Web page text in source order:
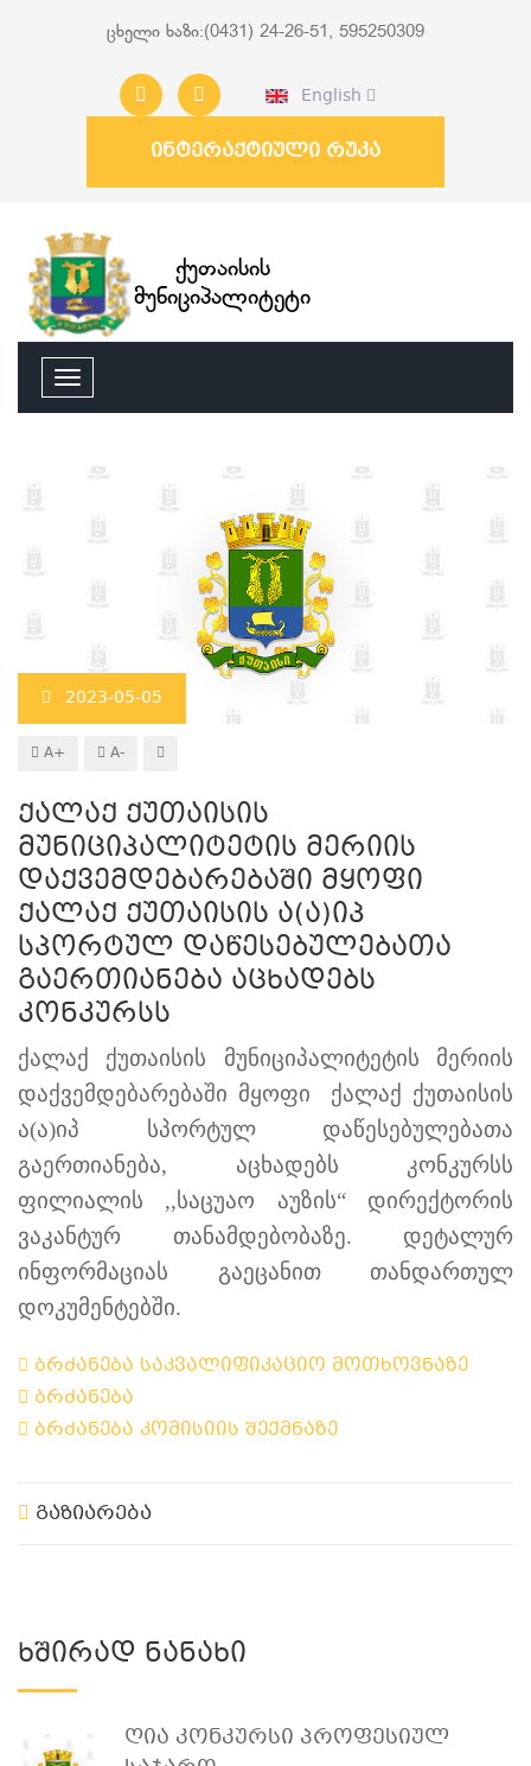
ცხელი ხაზი:(0431) 24-26-51, 595250309
English
ინტერაქტიული რუკა
ქუთაისის
მუნიციპალიტეტი
2023-05-05
A+ A-
ქალაქ ქუთაისის
მუნიციპალიტეტის მერიის
დაქვემდებარებაში მყოფი
ქალაქ ქუთაისის ა(ა)იპ
სპორტულ დაწესებულებათა
გაერთიანება აცხადებს
კონკურსს
ქალაქ ქუთაისის მუნიციპალიტეტის მერიის
დაქვემდებარებაში მყოფი ქალაქ ქუთაისის
ა(ა)იპ სპორტულ დაწესებულებათა
გაერთიანება, აცხადებს კონკურსს
ფილიალის ,,საცუაო აუზის“ დირექტორის
ვაკანტურ თანამდებობაზე. დეტალურ
ინფორმაციას გაეცანით თანდართულ
დოკუმენტებში.
ბრძანება საკვალიფიკაციო მოთხოვნაზე
ბრძანება
ბრძანება კომისიის შექმნაზე
გაზიარება
Ხშირად Ნანახი
Ღია Კონკურსი Პროფესიულ